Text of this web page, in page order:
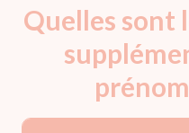
Quelles sont